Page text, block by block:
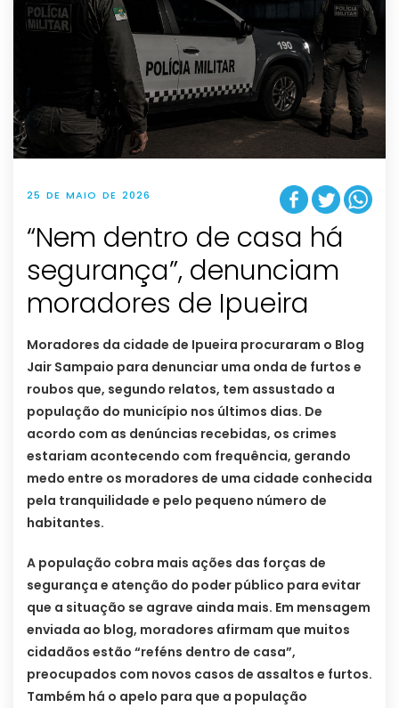
25 DE MAIO DE 2026
“Nem dentro de casa há
segurança”, denunciam
moradores de Ipueira
Moradores da cidade de Ipueira procuraram o Blog
Jair Sampaio para denunciar uma onda de furtos e
roubos que, segundo relatos, tem assustado a
população do município nos últimos dias. De
acordo com as denúncias recebidas, os crimes
estariam acontecendo com frequência, gerando
medo entre os moradores de uma cidade conhecida
pela tranquilidade e pelo pequeno número de
habitantes.
A população cobra mais ações das forças de
segurança e atenção do poder público para evitar
que a situação se agrave ainda mais. Em mensagem
enviada ao blog, moradores afirmam que muitos
cidadãos estão “reféns dentro de casa”,
preocupados com novos casos de assaltos e furtos.
Também há o apelo para que a população